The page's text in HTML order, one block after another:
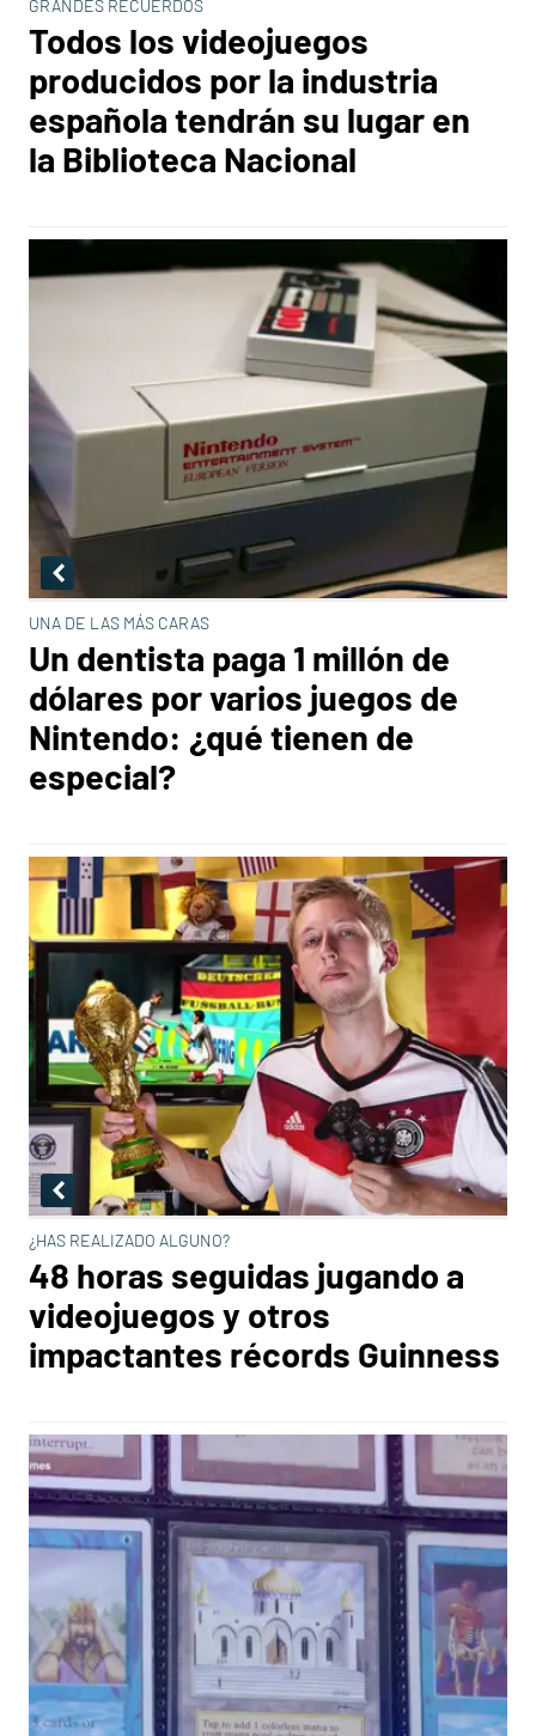
GRANDES RECUERDOS
Todos los videojuegos
producidos por la industria
española tendrán su lugar en
la Biblioteca Nacional
UNA DE LAS MÁS CARAS
Un dentista paga 1 millón de
dólares por varios juegos de
Nintendo: ¿qué tienen de
especial?
¿HAS REALIZADO ALGUNO?
48 horas seguidas jugando a
videojuegos y otros
impactantes récords Guinness